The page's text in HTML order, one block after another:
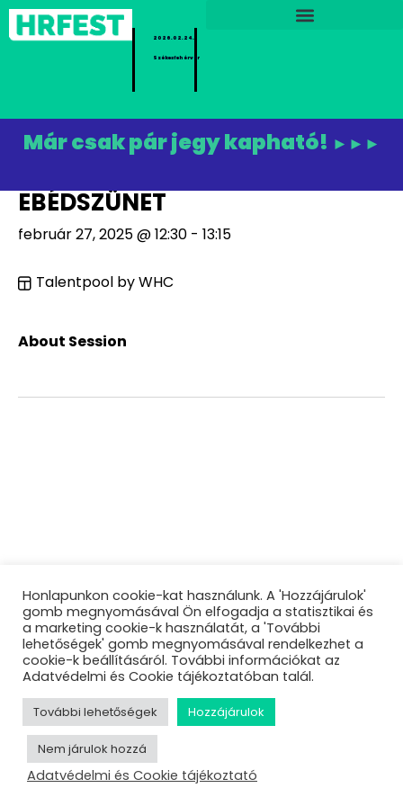
2026.02.24.
Székesfehérvár
Már csak pár jegy kapható! ►►►
EBÉDSZÜNET
február 27, 2025 @ 12:30 - 13:15
Talentpool by WHC
About Session
Honlapunkon cookie-kat használunk. A 'Hozzájárulok'
gomb megnyomásával Ön elfogadja a statisztikai és
a marketing cookie-k használatát, a 'További
lehetőségek' gomb megnyomásával rendelkezhet a
cookie-k beállításáról. További információkat az
Adatvédelmi és Cookie tájékoztatóban talál.
További lehetőségek Hozzájárulok
Nem járulok hozzá
Adatvédelmi és Cookie tájékoztató